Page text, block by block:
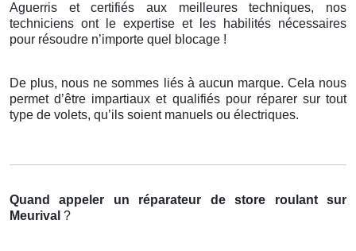
Aguerris et certifiés aux meilleures techniques, nos
techniciens ont le expertise et les habilités nécessaires
pour résoudre n’importe quel blocage !
De plus, nous ne sommes liés à aucun marque. Cela nous
permet d’être impartiaux et qualifiés pour réparer sur tout
type de volets, qu’ils soient manuels ou électriques.
Quand appeler un réparateur de store roulant
sur
Meurival ?